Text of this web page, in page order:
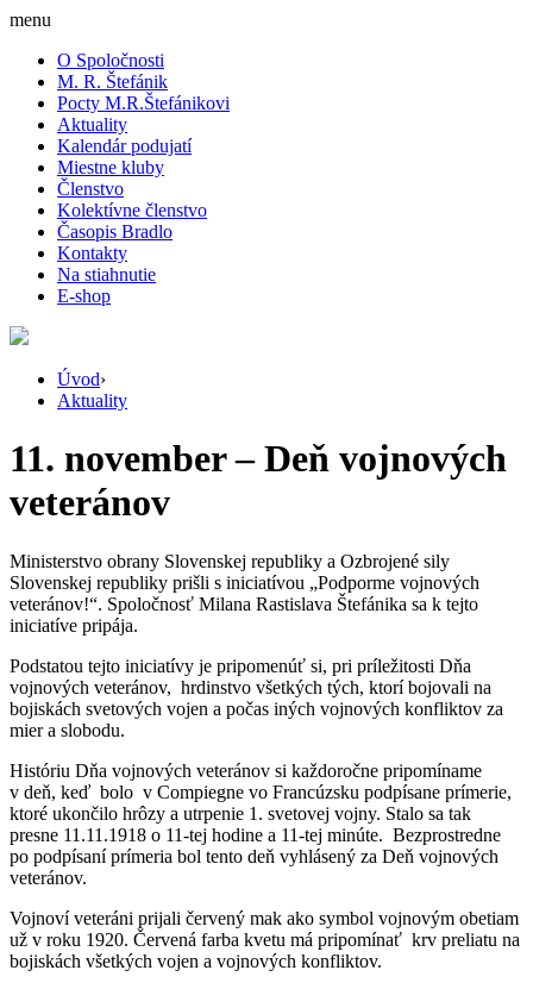
menu
O Spoločnosti
M. R. Štefánik
Pocty M.R.Štefánikovi
Aktuality
Kalendár podujatí
Miestne kluby
Členstvo
Kolektívne členstvo
Časopis Bradlo
Kontakty
Na stiahnutie
E-shop
Úvod›
Aktuality
11. november – Deň vojnových
veteránov
Ministerstvo obrany Slovenskej republiky a Ozbrojené sily
Slovenskej republiky prišli s iniciatívou „Podporme vojnových
veteránov!“. Spoločnosť Milana Rastislava Štefánika sa k tejto
iniciatíve pripája.
Podstatou tejto iniciatívy je pripomenúť si, pri príležitosti Dňa
vojnových veteránov, hrdinstvo všetkých tých, ktorí bojovali na
bojiskách svetových vojen a počas iných vojnových konfliktov za
mier a slobodu.
Históriu Dňa vojnových veteránov si každoročne pripomíname
v deň, keď bolo v Compiegne vo Francúzsku podpísane prímerie,
ktoré ukončilo hrôzy a utrpenie 1. svetovej vojny. Stalo sa tak
presne 11.11.1918 o 11-tej hodine a 11-tej minúte. Bezprostredne
po podpísaní prímeria bol tento deň vyhlásený za Deň vojnových
veteránov.
Vojnoví veteráni prijali červený mak ako symbol vojnovým obetiam
už v roku 1920. Červená farba kvetu má pripomínať krv preliatu na
bojiskách všetkých vojen a vojnových konfliktov.